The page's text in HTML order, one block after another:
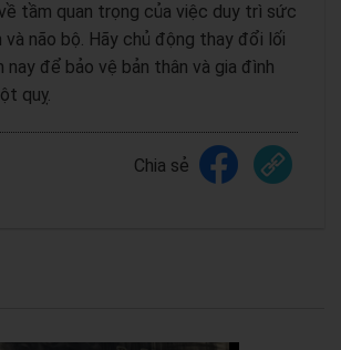
tầm quan trọng của việc duy trì sức
và não bộ. Hãy chủ động thay đổi lối
nay để bảo vệ bản thân và gia đình
quỵ.
Chia sẻ